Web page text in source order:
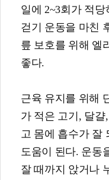
일에 2~3회가 적
걷기 운동을 마친
릎 보호를 위해 엘
좋다.
근육 유지를 위해
가 적은 고기, 달
고 몸에 흡수가 잘
도움이 된다. 운동
잘 때까지 앉거나